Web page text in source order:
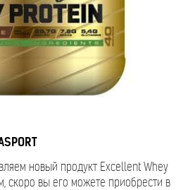
новый продукт Excellent Whey
скоро вы его можете приобрести в